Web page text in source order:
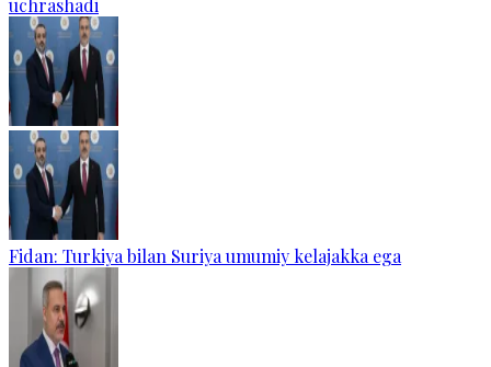
uchrashadi
Fidan: Turkiya bilan Suriya umumiy kelajakka ega